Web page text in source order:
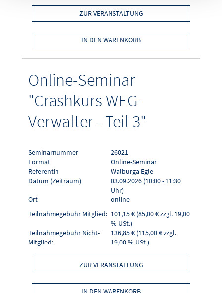
ZUR VERANSTALTUNG
IN DEN WARENKORB
Online-Seminar
"Crashkurs WEG-
Verwalter - Teil 3"
Seminarnummer
26021
Format
Online-Seminar
Referentin
Walburga Egle
Datum (Zeitraum)
03.09.2026 (10:00 - 11:30
Uhr)
Ort
online
Teilnahmegebühr Mitglied: 101,15 € (85,00 € zzgl. 19,00
% USt.)
Teilnahmegebühr Nicht-
Mitglied:
136,85 € (115,00 € zzgl.
19,00 % USt.)
ZUR VERANSTALTUNG
IN DEN WARENKORB